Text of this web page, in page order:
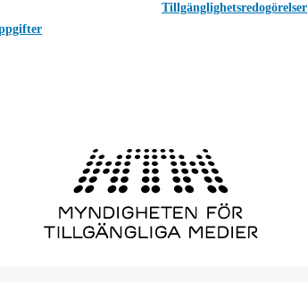
Tillgänglighetsredogörelser